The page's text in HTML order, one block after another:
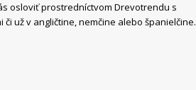
osloviť prostredníctvom Drevotrendu s
už v angličtine, nemčine alebo španielčine.